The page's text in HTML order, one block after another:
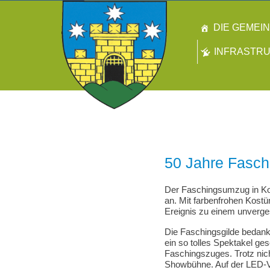
DIE
50 Jahre
Der Faschingsumzug in
an. Mit farbenfrohen
Ereignis zu einem
Die Faschingsgilde
ein so tolles Spektakel
Faschingszuges. Trotz
Showbühne. Auf der